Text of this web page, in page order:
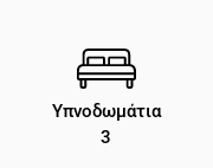
Υπνοδωμάτια
3